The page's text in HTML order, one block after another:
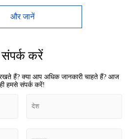
और जानें
संपर्क करें
हैं? क्या आप अधिक जानकारी चाहते हैं? आज
ही हमसे संपर्क करें!